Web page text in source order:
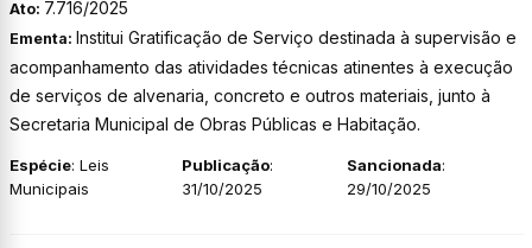
Ato: 7.716/2025
Ementa: Institui Gratificação de Serviço destinada à supervisão e
acompanhamento das atividades técnicas atinentes à execução
de serviços de alvenaria, concreto e outros materiais, junto à
Secretaria Municipal de Obras Públicas e Habitação.
Espécie: Leis
Municipais
Publicação:
31/10/2025
Sancionada:
29/10/2025